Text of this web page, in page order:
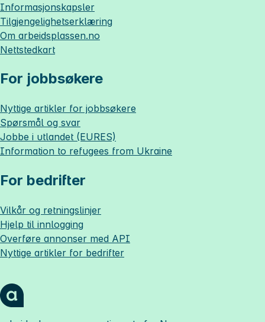
Informasjonskapsler
Tilgjengelighetserklæring
Om arbeidsplassen.no
Nettstedkart
For jobbsøkere
Nyttige artikler for jobbsøkere
Spørsmål og svar
Jobbe i utlandet (EURES)
Information to refugees from Ukraine
For bedrifter
Vilkår og retningslinjer
Hjelp til innlogging
Overføre annonser med API
Nyttige artikler for bedrifter